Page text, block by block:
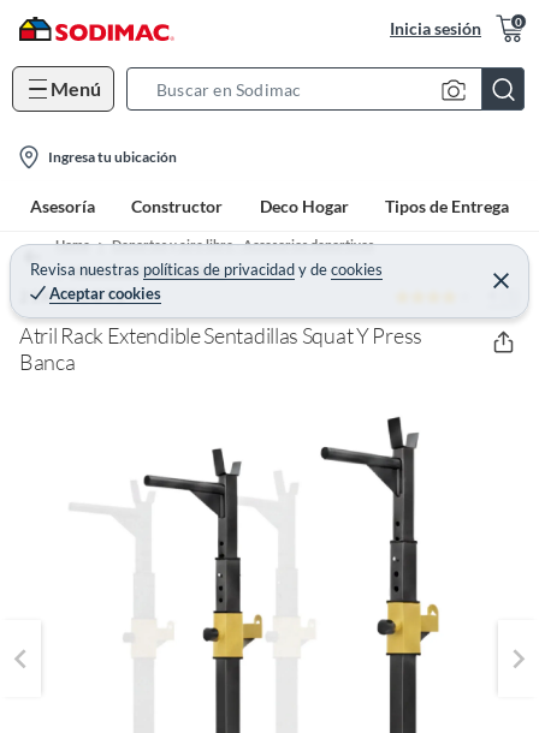
Inicia sesión 0
Menú
c
h
B
r
a
o
n
Ingresa tu ubicación
Asesoría Constructor Deco Hogar Tipos de Entrega
Revisa nuestras políticas de privacidadydecookies
Aceptar cookies
C
e
r
a
r
Home
Deportes y aire libre - Accesorios deportivos
Más accesorios deportivos
21K SPORTS 4 (1)
Atril Rack Extendible Sentadillas Squat Y Press
Banca